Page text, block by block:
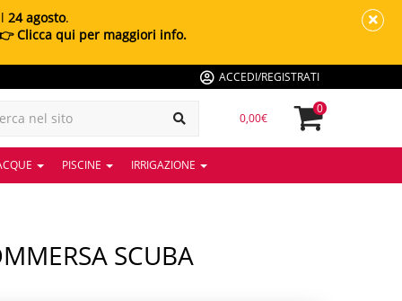
24 agosto.
Clicca qui per maggiori info.
ACCEDI/REGISTRATI
0,00€
0
PISCINE IRRIGAZIONE